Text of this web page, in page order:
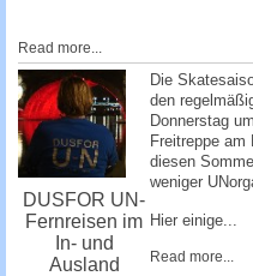
Read more...
DUSFOR UN-
Fernreisen im
In- und
Ausland
Die
den
Donnerstag
Freitreppe am
diesen
weniger
Hier einige...
Read more...